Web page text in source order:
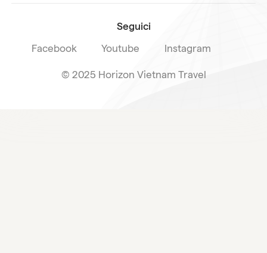
Seguici
Facebook Youtube Instagram
© 2025 Horizon Vietnam Travel